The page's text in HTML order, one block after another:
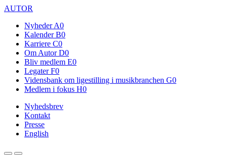
AUTOR
Nyheder A0
Kalender B0
Karriere C0
Om Autor D0
Bliv medlem E0
Legater F0
Vidensbank om ligestilling i musikbranchen G0
Medlem i fokus H0
Nyhedsbrev
Kontakt
Presse
English